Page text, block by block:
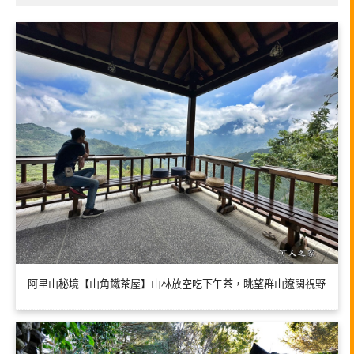
阿里山秘境【山角鐵茶屋】山林放空吃下午茶，眺望群山遼闊視野